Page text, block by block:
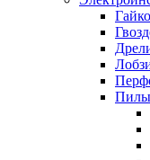
Пилы